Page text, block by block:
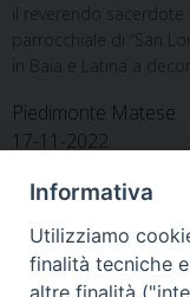
il reverendo
parrocchiale di “San
in Baia e Latina a
Piedimonte Matese
17-11-2022
Don David Ortega,
Informativa
Utilizziamo
finalità tecniche